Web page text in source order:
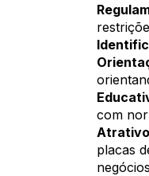
com
placas